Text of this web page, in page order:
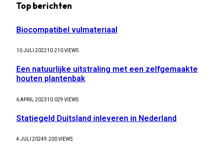
Top berichten
Biocompatibel vulmateriaal
10 JULI 202210.210VIEWS
Een natuurlijke uitstraling met een zelfgemaakte
houten plantenbak
6 APRIL 202310.029 VIEWS
Statiegeld Duitsland inleveren in Nederland
4 JULI 20249.200VIEWS